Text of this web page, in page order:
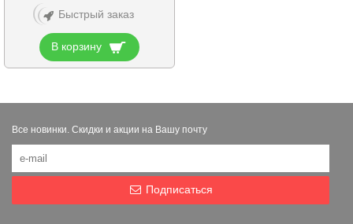
Быстрый заказ
В корзину
Все новинки. Скидки и акции на Вашу почту
Подписаться